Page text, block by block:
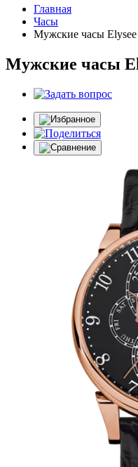
Главная
Часы
Мужские часы Elysee
Мужские часы